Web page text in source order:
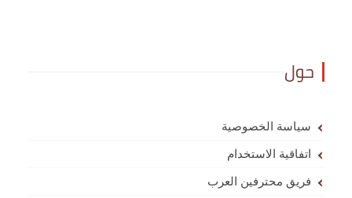
حول
سياسة الخصوصية
اتفاقية الاستخدام
فريق محترفين العرب